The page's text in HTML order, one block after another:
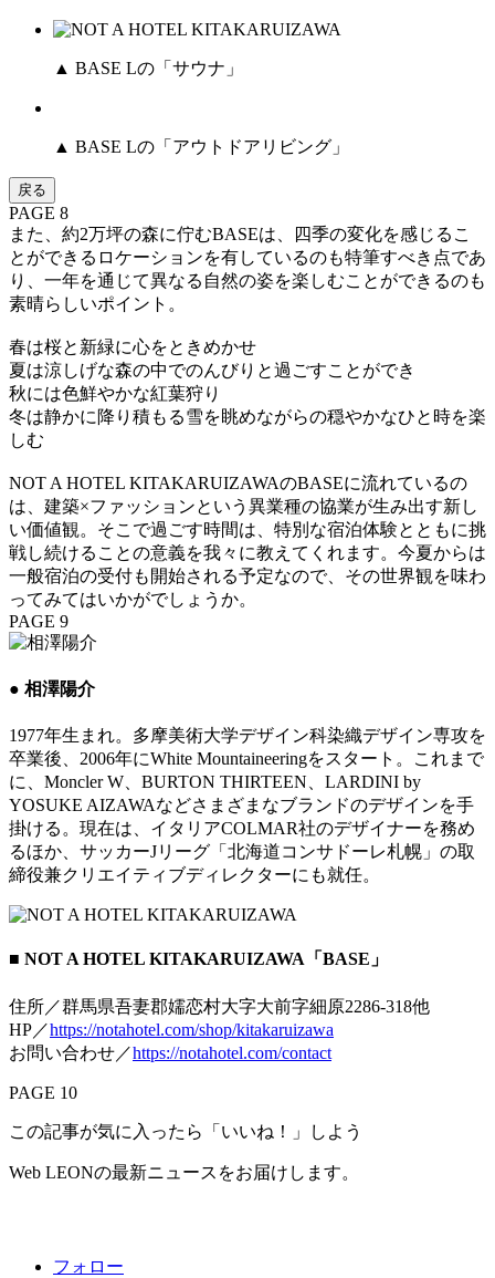
▲ BASE Lの「サウナ」
▲ BASE Lの「アウトドアリビング」
戻る
PAGE 8
また、約2万坪の森に佇むBASEは、四季の変化を感じるこ
とができるロケーションを有しているのも特筆すべき点であ
り、一年を通じて異なる自然の姿を楽しむことができるのも
素晴らしいポイント。
春は桜と新緑に心をときめかせ
夏は涼しげな森の中でのんびりと過ごすことができ
秋には色鮮やかな紅葉狩り
冬は静かに降り積もる雪を眺めながらの穏やかなひと時を楽
しむ
NOT A HOTEL KITAKARUIZAWAのBASEに流れているの
は、建築×ファッションという異業種の協業が生み出す新し
い価値観。そこで過ごす時間は、特別な宿泊体験とともに挑
戦し続けることの意義を我々に教えてくれます。今夏からは
一般宿泊の受付も開始される予定なので、その世界観を味わ
ってみてはいかがでしょうか。
PAGE 9
● 相澤陽介
1977年生まれ。多摩美術大学デザイン科染織デザイン専攻を
卒業後、2006年にWhite Mountaineeringをスタート。これまで
に、Moncler W、BURTON THIRTEEN、LARDINI by
YOSUKE AIZAWAなどさまざまなブランドのデザインを手
掛ける。現在は、イタリアCOLMAR社のデザイナーを務め
るほか、サッカーJリーグ「北海道コンサドーレ札幌」の取
締役兼クリエイティブディレクターにも就任。
■ NOT A HOTEL KITAKARUIZAWA「BASE」
住所／群馬県吾妻郡嬬恋村大字大前字細原2286-318他
HP／https://notahotel.com/shop/kitakaruizawa
お問い合わせ／https://notahotel.com/contact
PAGE 10
この記事が気に入ったら「いいね！」しよう
Web LEONの最新ニュースをお届けします。
フォロー